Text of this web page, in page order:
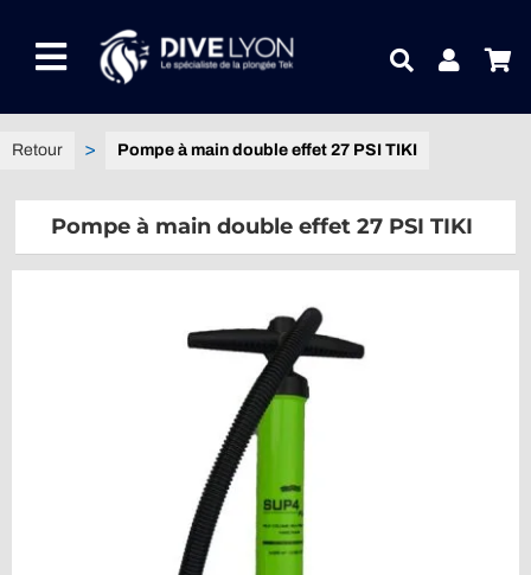
contenuToggle
Navigation
NOTRE UNIVERS PRODUITS
CONTACTEZ-NOUS
IDEES CADEAUX
Pompe à main double effet 27 PSI TIKI
Pompe à main double effet 27 PSI TIKI